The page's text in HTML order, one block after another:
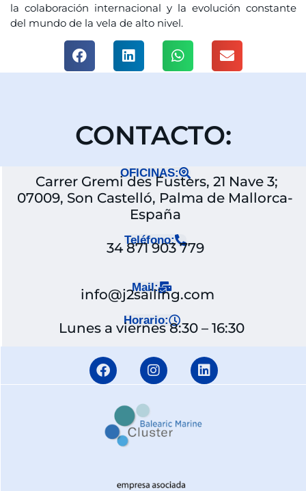
la colaboración internacional y la evolución constante
del mundo de la vela de alto nivel.
CONTACTO:
OFICINAS:
Carrer Gremi des Fusters, 21 Nave 3;
07009, Son Castelló, Palma de Mallorca-
España
Teléfono:
34 871 903 779
Mail:
info@j2sailing.com
Horario:
Lunes a viernes 8:30 – 16:30